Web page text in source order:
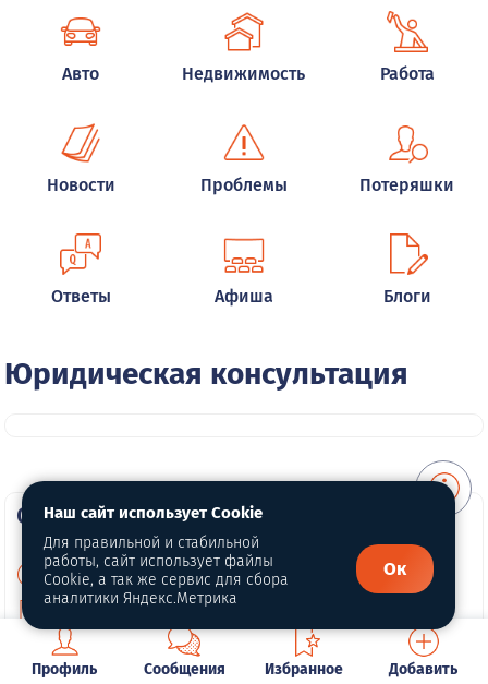
Авто Недвижимость Работа
Новости Проблемы Потеряшки
Ответы Афиша Блоги
Юридическая консультация
О портале
О нас
Политика конфиденциальности
Публичная оферта
Профиль Сообщения Избранное Добавить
Наш сайт использует Cookie
Для правильной и стабильной
работы, сайт использует файлы
Cookie, а так же сервис для сбора
аналитики Яндекс.Метрика
Ок